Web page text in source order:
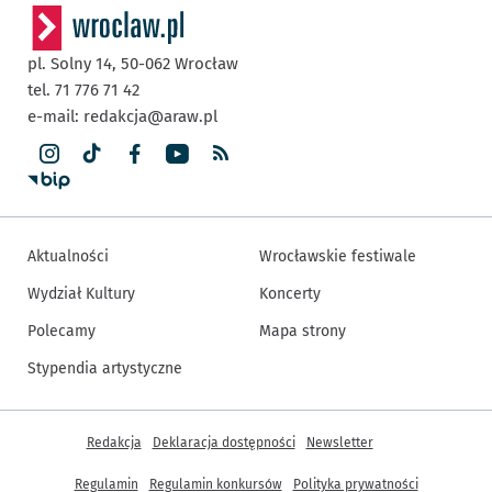
pl. Solny 14, 50-062 Wrocław
tel. 71 776 71 42
e-mail: redakcja@araw.pl
Aktualności
Wydział Kultury
Polecamy
Stypendia artystyczne
Wrocławskie festiwale
Koncerty
Mapa strony
Inne informacje
Redakcja Deklaracja dostępności Newsletter
Regulamin Regulamin konkursów Polityka prywatności